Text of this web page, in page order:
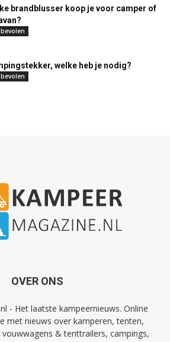
brandblusser koop je voor camper of
welke heb je nodig?
OVER ONS
- Het laatste kampeernieuws. Online
met nieuws over kamperen, tenten,
& tenttrailers, campings,